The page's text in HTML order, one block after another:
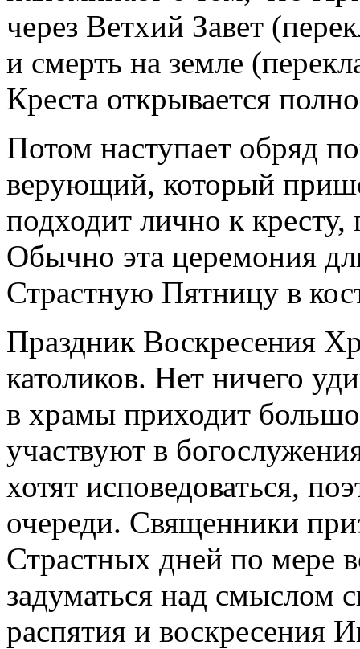
через Ветхий Завет
и смерть на земле
Креста открывается
Потом наступает обряд
верующий, который
подходит лично к кресту,
Обычно эта церемония
Страстную Пятницу в
Праздник Воскресения
католиков. Нет ничего
в храмы приходит
участвуют в
хотят исповедоваться,
очереди. Священники
Страстных дней по мере
задуматься над смыслом
распятия и воскресения